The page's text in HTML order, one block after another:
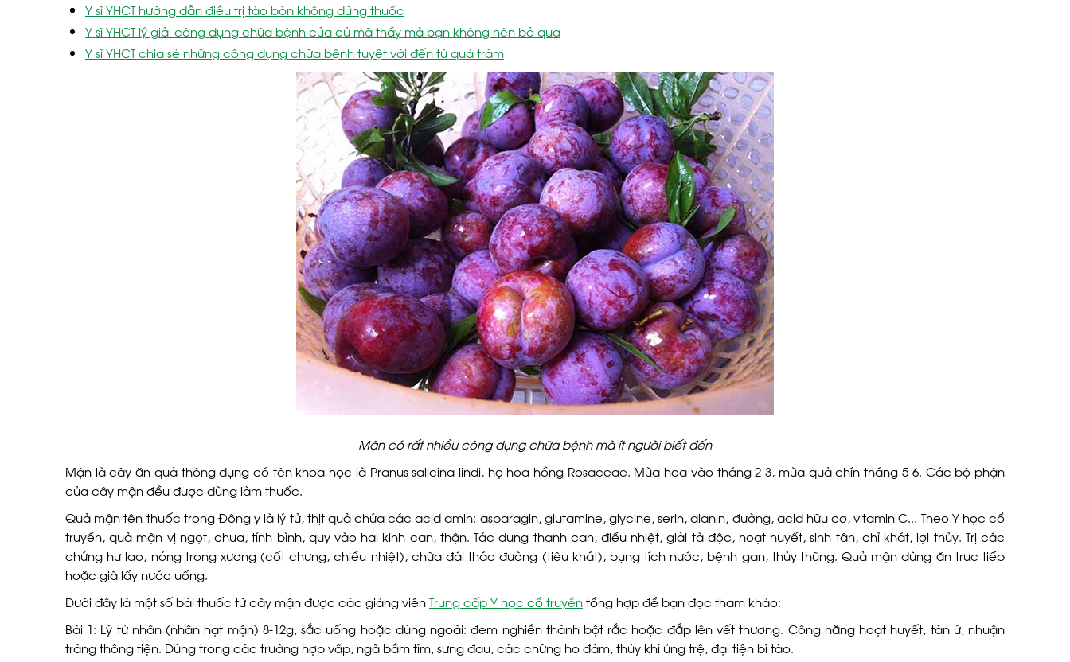
Y sĩ YHCT hướng dẫn điều trị táo bón không dùng thuốc
Y sĩ YHCT lý giải công dụng chữa bệnh của củ mã thầy mà bạn không nên bỏ qua
Y sĩ YHCT chia sẻ những công dụng chữa bệnh tuyệt vời đến từ quả trám
Mận có rất nhiều công dụng chữa bệnh mà ít người biết đến
Mận là cây ăn quả thông dụng có tên khoa học là Pranus salicina lindi, họ hoa hồng Rosaceae. Mùa hoa vào tháng 2-3, mùa quả chín tháng 5-6. Các bộ phận
của cây mận đều được dùng làm thuốc.
Quả mận tên thuốc trong Đông y là lý tử, thịt quả chứa các acid amin: asparagin, glutamine, glycine, serin, alanin, đường, acid hữu cơ, vitamin C... Theo Y học cổ
truyền, quả mận vị ngọt, chua, tính bình, quy vào hai kinh can, thận. Tác dụng thanh can, điều nhiệt, giải tà độc, hoạt huyết, sinh tân, chỉ khát, lợi thủy. Trị các
chứng hư lao, nóng trong xương (cốt chưng, chiều nhiệt), chữa đái tháo đường (tiêu khát), bụng tích nước, bệnh gan, thủy thũng. Quả mận dùng ăn trực tiếp
hoặc giã lấy nước uống.
Dưới đây là một số bài thuốc từ cây mận được các giảng viênTrung cấp Y học cổ truyềntổng hợp để bạn đọc tham khảo:
Bài 1: Lý tử nhân (nhân hạt mận) 8-12g, sắc uống hoặc dùng ngoài: đem nghiền thành bột rắc hoặc đắp lên vết thương. Công năng hoạt huyết, tán ứ, nhuận
tràng thông tiện. Dùng trong các trường hợp vấp, ngã bầm tím, sưng đau, các chứng ho đàm, thủy khí ủng trệ, đại tiện bí táo.